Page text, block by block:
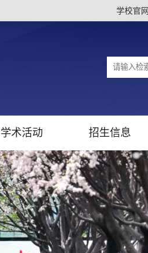
学校官网
学术活动 招生信息